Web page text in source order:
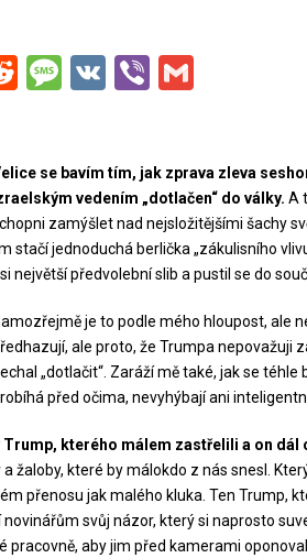
RedditMessage
VKViberGmail
se bavím tím, jak zprava zleva
vedením „dotlačen“ do války. A
zamýšlet nad nejsložitějšími šachy
stačí jednoduchá berlička „zákulisního
největší předvolební slib a pustil se do
je to podle mého hloupost, ale
ale proto, že Trumpa nepovažuji
„dotlačit“. Zaráží mě také, jak se
před očima, nevyhýbají ani
Trump, kterého málem zastřelili a on
žaloby, které by málokdo z nás snesl.
přenosu jak malého kluka. Ten Trump,
svůj názor, který si naprosto
pracovně, aby jim před kamerami